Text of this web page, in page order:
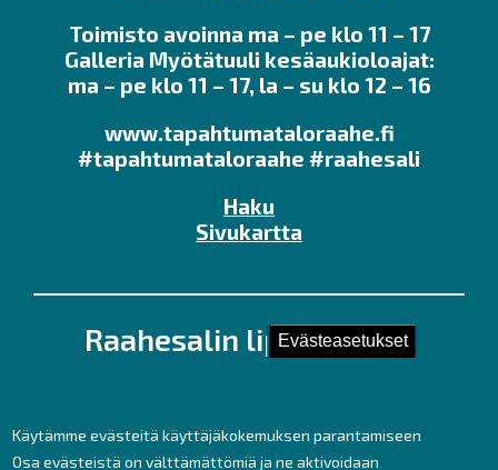
Evästeasetukset
Käytämme evästeitä käyttäjäkokemuksen parantamiseen
Osa evästeistä on välttämättömiä ja ne aktivoidaan
Toimisto avoinna ma – pe klo 11 – 17
Galleria Myötätuuli kesäaukioloajat:
ma – pe klo 11 – 17, la – su klo 12 – 16
www.tapahtumataloraahe.fi
#tapahtumataloraahe #raahesali
Haku
Sivukartta
Raahesalin lipunmyynti
Puh. 044 439 3237
Kesäaukioloajat ma – pe klo 11 – 17